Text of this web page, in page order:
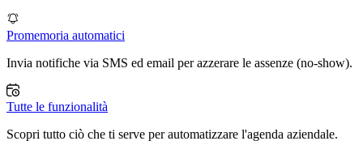
Promemoria automatici
Invia notifiche via SMS ed email per azzerare le assenze (no-show).
Tutte le funzionalità
Scopri tutto ciò che ti serve per automatizzare l'agenda aziendale.